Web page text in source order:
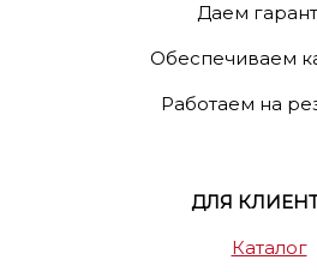
Даем
Обеспечиваем
Работаем на
ДЛЯ
Каталог